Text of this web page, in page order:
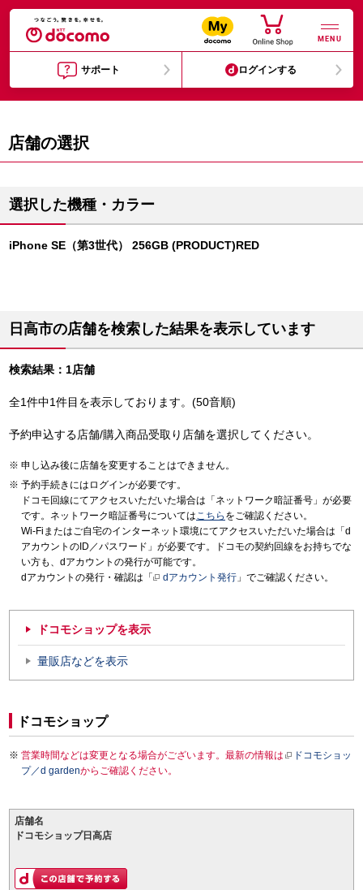
MENU
サポート ログインする
店舗の選択
選択した機種・カラー
iPhone SE（第3世代） 256GB (PRODUCT)RED
日高市の店舗を検索した結果を表示しています
検索結果：1店舗
全1件中1件目を表示しております。(50音順)
予約申込する店舗/購入商品受取り店舗を選択してください。
申し込み後に店舗を変更することはできません。
予約手続きにはログインが必要です。
ドコモ回線にてアクセスいただいた場合は「ネットワーク暗証番号」が必要
です。ネットワーク暗証番号についてはこちら をご確認ください。
Wi-Fiまたはご自宅のインターネット環境にてアクセスいただいた場合は「d
アカウントのID／パスワード」が必要です。ドコモの契約回線をお持ちでな
い方も、dアカウントの発行が可能です。
dアカウントの発行・確認は「
dアカウント発行 」でご確認ください。
ドコモショップを表示
量販店などを表示
ドコモショップ
営業時間などは変更となる場合がございます。最新の情報は
ドコモショッ
プ／d gardenからご確認ください。
店舗名
ドコモショップ日高店